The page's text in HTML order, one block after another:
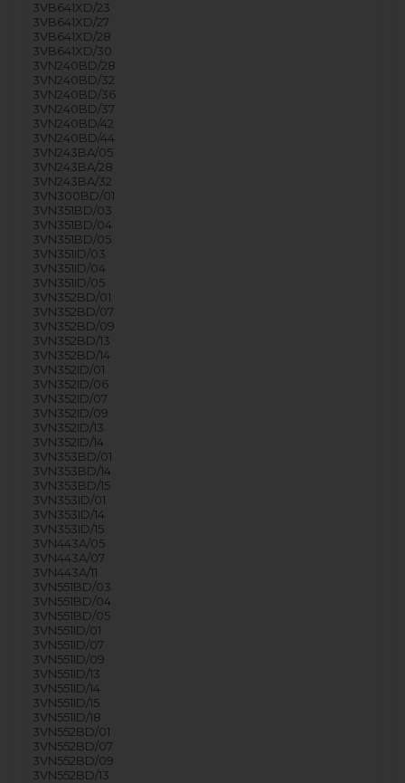
3VB641XD/23
3VB641XD/27
3VB641XD/28
3VB641XD/30
3VN240BD/28
3VN240BD/32
3VN240BD/36
3VN240BD/37
3VN240BD/42
3VN240BD/44
3VN243BA/05
3VN243BA/28
3VN243BA/32
3VN300BD/01
3VN351BD/03
3VN351BD/04
3VN351BD/05
3VN351ID/03
3VN351ID/04
3VN351ID/05
3VN352BD/01
3VN352BD/07
3VN352BD/09
3VN352BD/13
3VN352BD/14
3VN352ID/01
3VN352ID/06
3VN352ID/07
3VN352ID/09
3VN352ID/13
3VN352ID/14
3VN353BD/01
3VN353BD/14
3VN353BD/15
3VN353ID/01
3VN353ID/14
3VN353ID/15
3VN443A/05
3VN443A/07
3VN443A/11
3VN551BD/03
3VN551BD/04
3VN551BD/05
3VN551ID/01
3VN551ID/07
3VN551ID/09
3VN551ID/13
3VN551ID/14
3VN551ID/15
3VN551ID/18
3VN552BD/01
3VN552BD/07
3VN552BD/09
3VN552BD/13